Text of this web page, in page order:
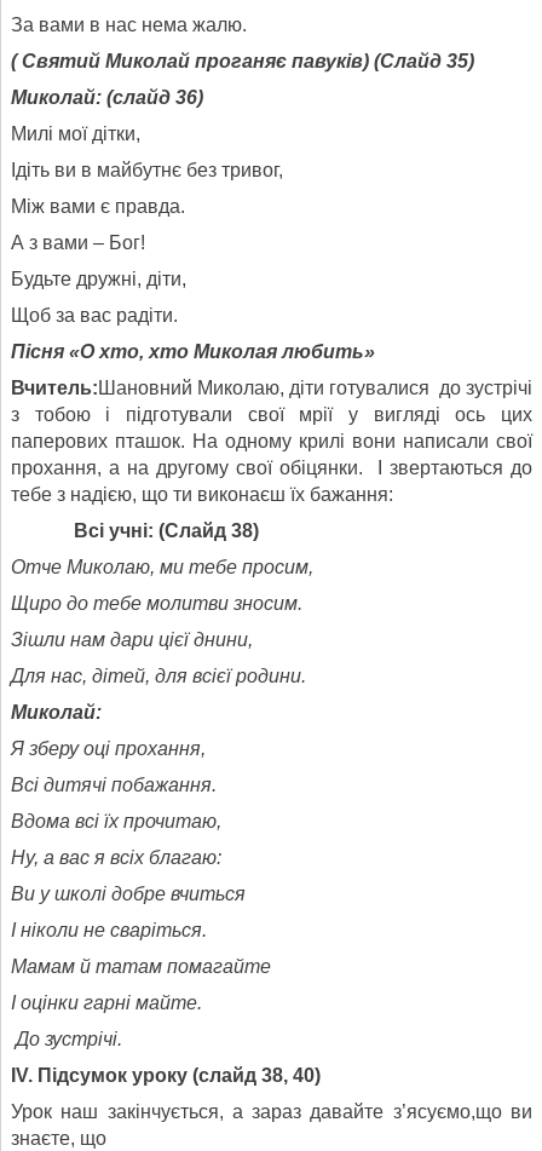
За вами в нас нема жалю.
( Святий Миколай проганяє павуків) (Слайд 35)
Миколай: (слайд 36)
Милі мої дітки,
Ідіть ви в майбутнє без тривог,
Між вами є правда.
А з вами – Бог!
Будьте дружні, діти,
Щоб за вас радіти.
Пісня «О хто, хто Миколая любить»
Вчитель: Шановний Миколаю, діти готувалися до зустрічі
з тобою і підготували свої мрії у вигляді ось цих
паперових пташок. На одному крилі вони написали свої
прохання, а на другому свої обіцянки. І звертаються до
тебе з надією, що ти виконаєш їх бажання:
Всі учні: (Слайд 38)
Отче Миколаю, ми тебе просим,
Щиро до тебе молитви зносим.
Зішли нам дари цієї днини,
Для нас, дітей, для всієї родини.
Миколай:
Я зберу оці прохання,
Всі дитячі побажання.
Вдома всі їх прочитаю,
Ну, а вас я всіх благаю:
Ви у школі добре вчиться
І ніколи не сваріться.
Мамам й татам помагайте
І оцінки гарні майте.
До зустрічі.
V. Підсумок уроку (слайд 38, 40)
Урок наш закінчується, а зараз давайте з’ясуємо,що ви
знаєте, що